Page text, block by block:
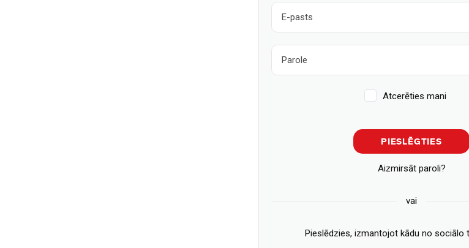
Atcerēties mani
PIESLĒGTIES
Aizmirsāt paroli?
vai
Pieslēdzies, izmantojot kādu no sociālo